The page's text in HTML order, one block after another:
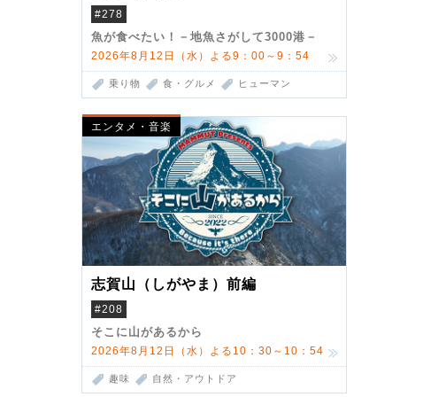
（クロマグロ）
#278
魚が食べたい！－地魚さがして3000港－
2026年8月12日（水）よる9：00～9：54
乗り物 食・グルメ ヒューマン
エンタメ・音楽
志賀山（しがやま）前編
#208
そこに山があるから
2026年8月12日（水）よる10：30～10：54
趣味 自然・アウトドア